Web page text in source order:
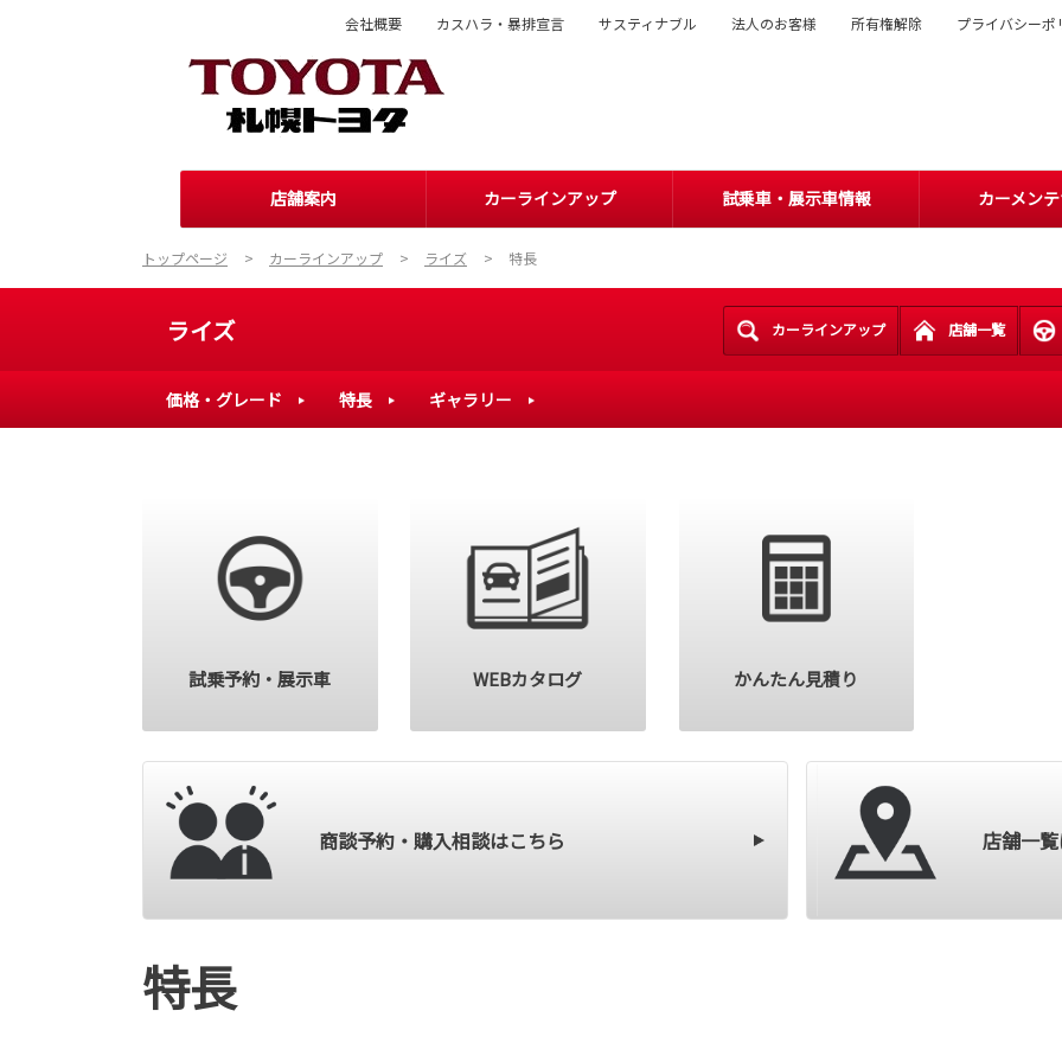
店舗案内 カーラインアップ 試乗車・展示車情報 カーメン
会社概要 カスハラ・暴排宣言 サスティナブル 法人のお客様 所有権解除 プライバシーポ
トップページ カーラインアップ ライズ 特長
ライズ カーラインアップ 店舗一覧
価格・グレード 特長 ギャラリー
購入を検討
試乗予約・展示車 WEBカタログ かんたん見積り
商談予約・購入相談はこちら 店舗一
特長